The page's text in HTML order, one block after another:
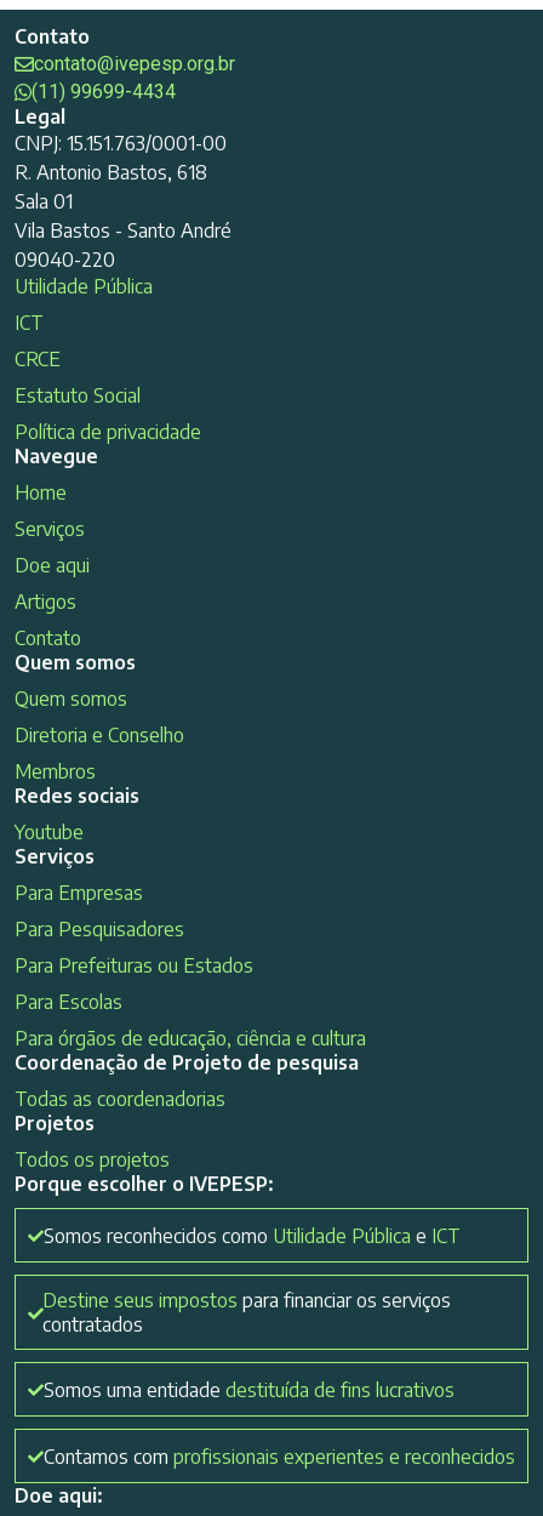
Contato
contato@ivepesp.org.br
(11) 99699-4434
Legal
CNPJ: 15.151.763/0001-00
R. Antonio Bastos, 618
Sala 01
Vila Bastos - Santo André
09040-220
Utilidade Pública
ICT
CRCE
Estatuto Social
Política de privacidade
Navegue
Home
Serviços
Doe aqui
Artigos
Contato
Quem somos
Quem somos
Diretoria e Conselho
Membros
Redes sociais
Youtube
Serviços
Para Empresas
Para Pesquisadores
Para Prefeituras ou Estados
Para Escolas
Para órgãos de educação, ciência e cultura
Coordenação de Projeto de pesquisa
Todas as coordenadorias
Projetos
Todos os projetos
Porque escolher o IVEPESP:
Somos reconhecidos como Utilidade Pública e ICT
Destine seus impostos para financiar os serviços
contratados
Somos uma entidade destituída de fins lucrativos
Contamos com profissionais experientes e reconhecidos
Doe aqui: